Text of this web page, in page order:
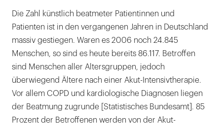
Die Zahl künstlich beatmeter Patientinnen und
Patienten ist in den vergangenen Jahren in Deutschland
massiv gestiegen. Waren es 2006 noch 24.845
Menschen, so sind es heute bereits 86.117. Betroffen
sind Menschen aller Altersgruppen, jedoch
überwiegend Ältere nach einer Akut-Intensivtherapie.
Vor allem COPD und kardiologische Diagnosen liegen
der Beatmung zugrunde [Statistisches Bundesamt]. 85
Prozent der Betroffenen werden von der Akut-